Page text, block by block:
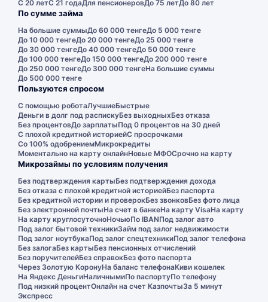
С 20 летС 21 годаДля пенсионеровДо 75 летДо 80 лет
По сумме займа
На большие суммыДо 60 000 тенгеДо 5 000 тенге
До 10 000 тенгеДо 20 000 тенгеДо 25 000 тенге
До 30 000 тенгеДо 40 000 тенгеДо 50 000 тенге
До 100 000 тенгеДо 150 000 тенгеДо 200 000 тенге
До 250 000 тенгеДо 300 000 тенгеНа большие суммы
До 500 000 тенге
Пользуются спросом
С помощью роботаЛучшиеБыстрые
Деньги в долг под распискуБез выходныхБез отказа
Без процентовДо зарплатыПод 0 процентов на 30 дней
С плохой кредитной историейС просрочками
Со 100% одобрениемМикрокредиты
Моментально на карту онлайнНовые МФОСрочно на карту
Микрозаймы по условиям получения
Без подтверждения картыБез подтверждения дохода
Без отказа с плохой кредитной историейБез паспорта
Без кредитной истории и проверокБез звонковБез фото лица
Без электронной почтыНа счет в банкеНа карту VisaНа карту
На карту круглосуточноНочьюПо IBANПод залог авто
Под залог бытовой техникиЗайм под залог недвижимости
Под залог ноутбукаПод залог спецтехникиПод залог телефона
Без залогаБез картыБез пенсионных отчислений
Без поручителейБез справокБез фото паспорта
Через Золотую КоронуНа баланс телефонаКиви кошелек
На Яндекс ДеньгиНаличнымиПо паспортуПо телефону
Под низкий процентОнлайн на счет КазпочтыЗа 5 минут
Экспресс